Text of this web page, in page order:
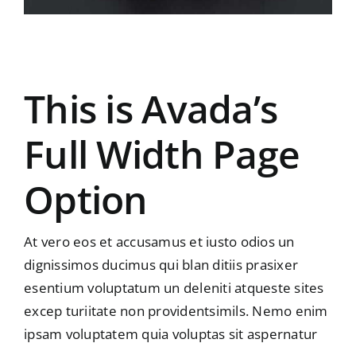
This is Avada’s
Full Width Page
Option
At vero eos et accusamus et iusto odios un
dignissimos ducimus qui blan ditiis prasixer
esentium voluptatum un deleniti atqueste sites
excep turiitate non providentsimils. Nemo enim
ipsam voluptatem quia voluptas sit aspernatur